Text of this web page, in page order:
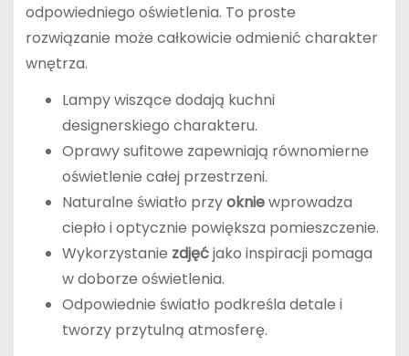
odpowiedniego oświetlenia. To proste
rozwiązanie może całkowicie odmienić charakter
wnętrza.
Lampy wiszące dodają kuchni
designerskiego charakteru.
Oprawy sufitowe zapewniają równomierne
oświetlenie całej przestrzeni.
Naturalne światło przyokniewprowadza
ciepło i optycznie powiększa pomieszczenie.
Wykorzystanie zdjęćjako inspiracji pomaga
w doborze oświetlenia.
Odpowiednie światło podkreśla detale i
tworzy przytulną atmosferę.